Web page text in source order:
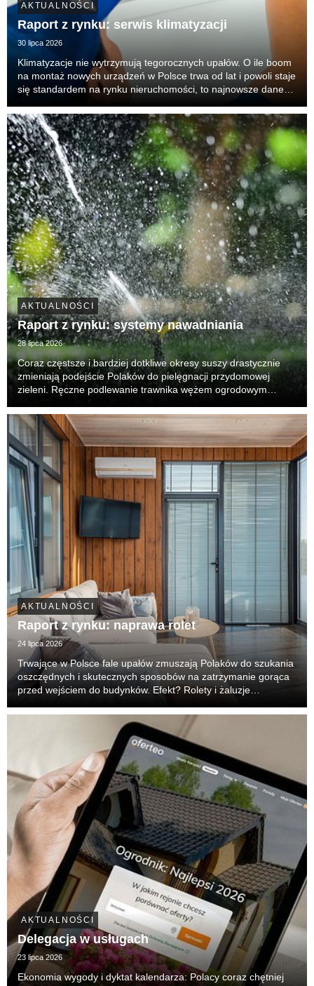
AKTUALNOŚCI
Raport z rynku: serwis klimatyzacji
30 lipca 2026
Klimatyzacje nie wytrzymują tegorocznych upałów. O ile boom
na montaż nowych urządzeń w Polsce trwa od lat i powoli staje
się standardem na rynku nieruchomości, to najnowsze dane
rośnie presja na serwis i ratowanie...
AKTUALNOŚCI
Raport z rynku: systemy nawadniania
28 lipca 2026
Coraz częstsze i bardziej dotkliwe okresy suszy drastycznie
zmieniają podejście Polaków do pielęgnacji przydomowej
zieleni. Ręczne podlewanie trawnika wężem ogrodowym
najważniejsze, generuje ogromne straty wody...
AKTUALNOŚCI
Raport z rynku: naprawa rolet
24 lipca 2026
Trwające w Polsce fale upałów zmuszają Polaków do szukania
oszczędnych i skutecznych sposobów na zatrzymanie gorąca
przed wejściem do budynków. Efekt? Rolety i żaluzje
pierwszą linią obrony przed nagrzewaniem wnęt...
AKTUALNOŚCI
Delegacja w usługach
23 lipca 2026
Ekonomia wygody i dyktat kalendarza: Polacy coraz chętniej